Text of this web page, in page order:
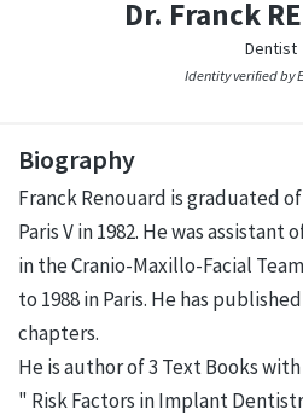
Dr. Franck
Dentist
Identity verified by
Biography
Franck Renouard is graduated
Paris V in 1982. He was assistant
in the Cranio-Maxillo-Facial
to 1988 in Paris. He has
chapters.
He is author of 3 Text Books
" Risk Factors in Implant